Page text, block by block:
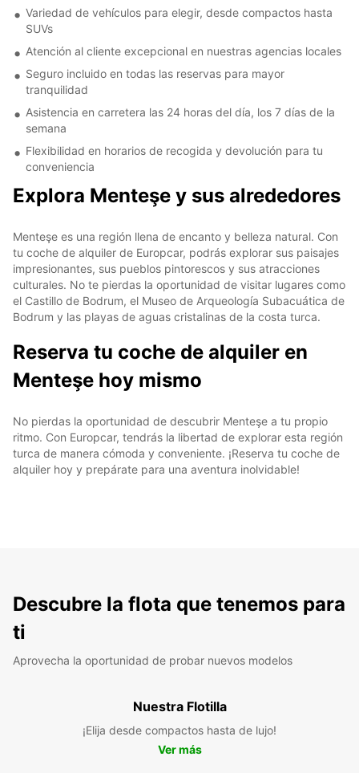
Variedad de vehículos para elegir, desde compactos hasta
SUVs
Atención al cliente excepcional en nuestras agencias locales
Seguro incluido en todas las reservas para mayor
tranquilidad
Asistencia en carretera las 24 horas del día, los 7 días de la
semana
Flexibilidad en horarios de recogida y devolución para tu
conveniencia
Explora Menteşe y sus alrededores
Menteşe es una región llena de encanto y belleza natural. Con
tu coche de alquiler de Europcar, podrás explorar sus paisajes
impresionantes, sus pueblos pintorescos y sus atracciones
culturales. No te pierdas la oportunidad de visitar lugares como
el Castillo de Bodrum, el Museo de Arqueología Subacuática de
Bodrum y las playas de aguas cristalinas de la costa turca.
Reserva tu coche de alquiler en
Menteşe hoy mismo
No pierdas la oportunidad de descubrir Menteşe a tu propio
ritmo. Con Europcar, tendrás la libertad de explorar esta región
turca de manera cómoda y conveniente. ¡Reserva tu coche de
alquiler hoy y prepárate para una aventura inolvidable!
Descubre la flota que tenemos para
ti
Aprovecha la oportunidad de probar nuevos modelos
Nuestra Flotilla
¡Elija desde compactos hasta de lujo!
Ver más